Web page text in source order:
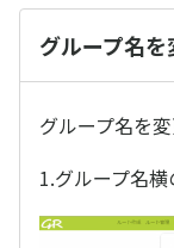
グループ名を
グループ名を
1.グループ名